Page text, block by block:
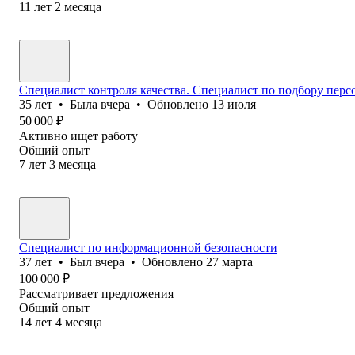
11 лет 2 месяца
Специалист контроля качества. Специалист по подбору
35 лет • Была вчера • Обновлено 13 июля
50 000 ₽
Активно ищет работу
Общий опыт
7 лет 3 месяца
Специалист по информационной безопасности
37 лет • Был вчера • Обновлено 27 марта
100 000 ₽
Рассматривает предложения
Общий опыт
14 лет 4 месяца